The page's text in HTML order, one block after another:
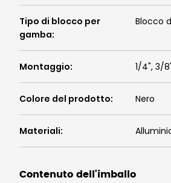
Tipo di blocco per
gamba:
Blocco
Montaggio: 1/4", 3/
Colore del prodotto: Nero
Materiali:
Contenuto dell'imballo